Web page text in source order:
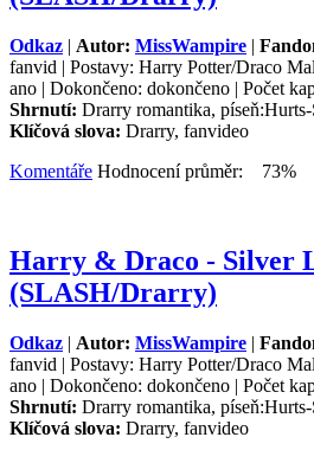
Odkaz | Autor: MissWampire |
fanvid | Postavy: Harry Potter/Draco
ano | Dokončeno: dokončeno | Počet
Shrnutí: Drarry romantika,
Klíčová slova: Drarry, fanvideo
Komentáře Hodnocení průměr: 73%
Harry & Draco - Silver
(SLASH/Drarry)
Odkaz | Autor: MissWampire |
fanvid | Postavy: Harry Potter/Draco
ano | Dokončeno: dokončeno | Počet
Shrnutí: Drarry romantika,
Klíčová slova: Drarry, fanvideo